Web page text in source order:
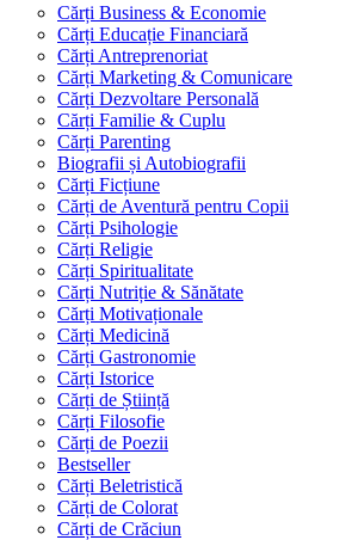
Cărți Business & Economie
Cărți Educație Financiară
Cărți Antreprenoriat
Cărți Marketing & Comunicare
Cărți Dezvoltare Personală
Cărți Familie & Cuplu
Cărți Parenting
Biografii și Autobiografii
Cărți Ficțiune
Cărți de Aventură pentru Copii
Cărți Psihologie
Cărți Religie
Cărți Spiritualitate
Cărți Nutriție & Sănătate
Cărți Motivaționale
Cărți Medicină
Cărți Gastronomie
Cărți Istorice
Cărți de Știință
Cărți Filosofie
Cărți de Poezii
Bestseller
Cărți Beletristică
Cărți de Colorat
Cărți de Crăciun